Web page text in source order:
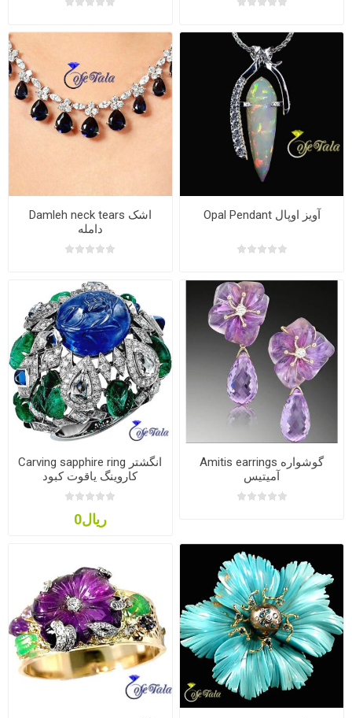
Damleh neck tears اشک
دامله
Opal Pendant آویز اوپال
Carving sapphire ring انگشتر
کاروینگ یاقوت کبود
ریال0
Amitis earrings گوشواره
آمیتیس